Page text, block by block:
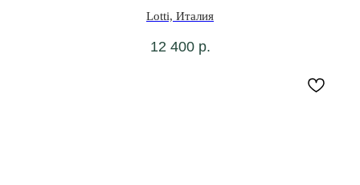
Lotti, Италия
12 400 р.